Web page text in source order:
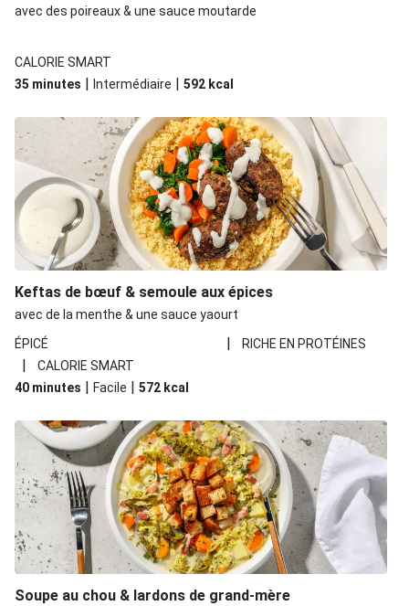
avec des poireaux & une sauce moutarde
CALORIE SMART
35 minutes | Intermédiaire | 592 kcal
Keftas de bœuf & semoule aux épices
avec de la menthe & une sauce yaourt
ÉPICÉ
| RICHE EN PROTÉINES
|
CALORIE SMART
40 minutes | Facile | 572 kcal
Soupe au chou & lardons de grand-mère